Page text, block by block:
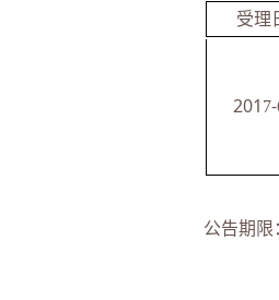
受理
201 7-
公告期限